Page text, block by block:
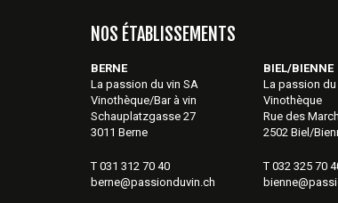
NOS ÉTABLISSEMENTS
BERNE
La passion du vin SA
Vinothèque/Bar à vin
Schauplatzgasse 27
3011 Berne
T 031 312 70 40
berne@passionduvin.ch
BIEL/BIENNE
La passion du
Vinothèque
Rue des
2502 Biel/
T 032 325 70